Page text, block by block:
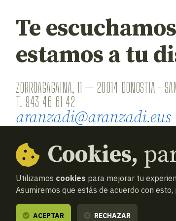
Te
estamos a tu
ZORROAGAGAINA, 11 — 20014 DONOSTIA -
T. 943 46 61 42
aranzadi@aranzadi.eus
Aranzadi — Zientzia elkartea
Cookies,
Utilizamos cookies para mejorar tu
Asumiremos que estás de acuerdo con
ACEPTAR RECHAZAR